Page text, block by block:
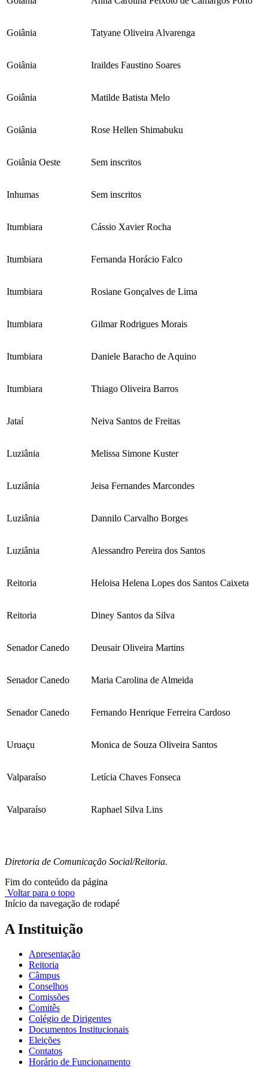
Goiânia Tatyane Oliveira Alvarenga
Goiânia Iraildes Faustino Soares
Goiânia Matilde Batista Melo
Goiânia Rose Hellen Shimabuku
Goiânia Oeste Sem inscritos
Inhumas Sem inscritos
Itumbiara Cássio Xavier Rocha
Itumbiara Fernanda Horácio Falco
Itumbiara Rosiane Gonçalves de Lima
Itumbiara Gilmar Rodrigues Morais
Itumbiara Daniele Baracho de Aquino
Itumbiara Thiago Oliveira Barros
Jataí Neiva Santos de Freitas
Luziânia Melissa Simone Kuster
Luziânia Jeisa Fernandes Marcondes
Luziânia Dannilo Carvalho Borges
Luziânia Alessandro Pereira dos Santos
Reitoria Heloisa Helena Lopes dos Santos Caixeta
Reitoria Diney Santos da Silva
Senador Canedo Deusair Oliveira Martins
Senador Canedo Maria Carolina de Almeida
Senador Canedo Fernando Henrique Ferreira Cardoso
Uruaçu Monica de Souza Oliveira Santos
Valparaíso Letícia Chaves Fonseca
Valparaíso Raphael Silva Lins
Diretoria de Comunicação Social/Reitoria.
Fim do conteúdo da página
Voltar para o topo
Início da navegação de rodapé
A Instituição
Apresentação
Reitoria
Câmpus
Conselhos
Comissões
Comitês
Colégio de Dirigentes
Documentos Institucionais
Eleições
Contatos
Horário de Funcionamento